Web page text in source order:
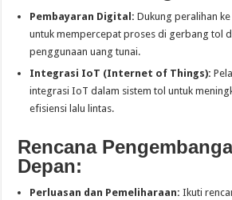
Pembayaran Digital: Dukung peralihan
untuk mempercepat proses di gerbang tol
penggunaan uang tunai.
Integrasi IoT (Internet of Things):
integrasi IoT dalam sistem tol untuk
efisiensi lalu lintas.
Rencana
Depan:
Perluasan dan Pemeliharaan: Ikuti